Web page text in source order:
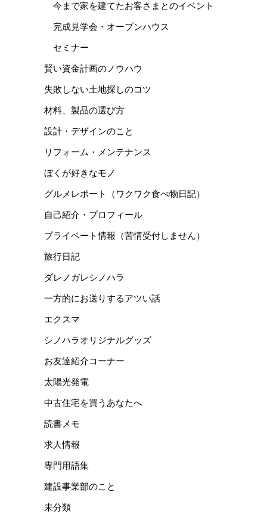
今まで家を建てたお客さまとのイベント
完成見学会・オープンハウス
セミナー
賢い資金計画のノウハウ
失敗しない土地探しのコツ
材料、製品の選び方
設計・デザインのこと
リフォーム・メンテナンス
ぼくが好きなモノ
グルメレポート（ワクワク食べ物日記）
自己紹介・プロフィール
プライベート情報（苦情受付しません）
旅行日記
ダレノガレシノハラ
一方的にお送りするアツい話
エクスマ
シノハラオリジナルグッズ
お友達紹介コーナー
太陽光発電
中古住宅を買うあなたへ
読書メモ
求人情報
専門用語集
建設事業部のこと
未分類